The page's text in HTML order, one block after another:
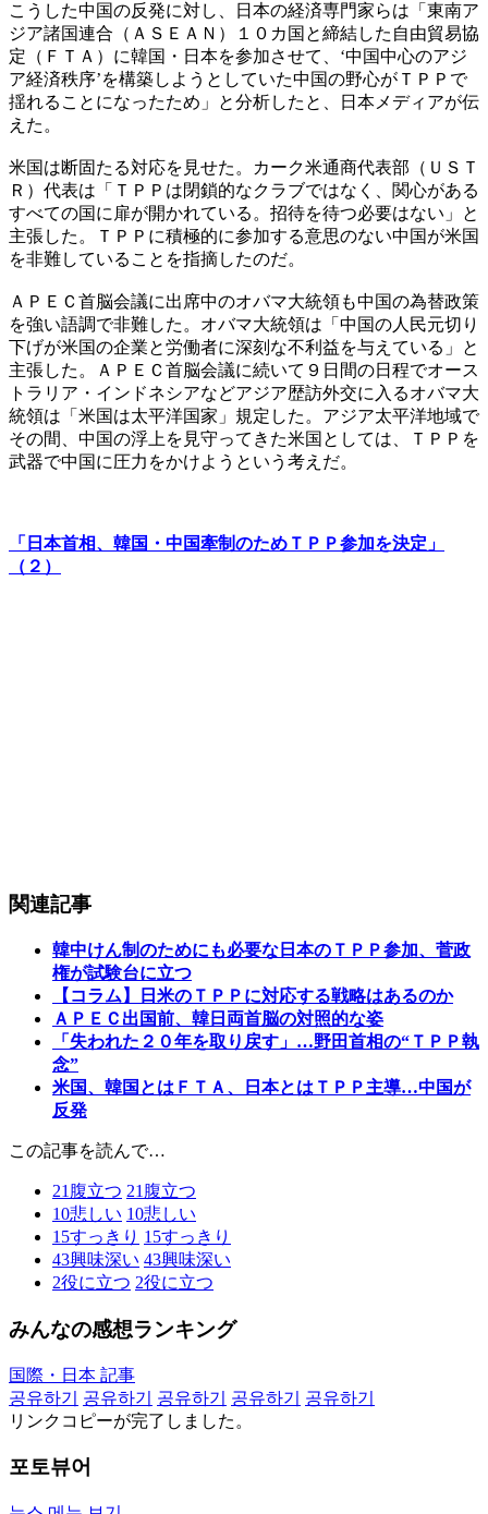
こうした中国の反発に対し、日本の経済専門家らは「東南ア
ジア諸国連合（ＡＳＥＡＮ）１０カ国と締結した自由貿易協
定（ＦＴＡ）に韓国・日本を参加させて、‘中国中心のアジ
ア経済秩序’を構築しようとしていた中国の野心がＴＰＰで
揺れることになったため」と分析したと、日本メディアが伝
えた。
米国は断固たる対応を見せた。カーク米通商代表部（ＵＳＴ
Ｒ）代表は「ＴＰＰは閉鎖的なクラブではなく、関心がある
すべての国に扉が開かれている。招待を待つ必要はない」と
主張した。ＴＰＰに積極的に参加する意思のない中国が米国
を非難していることを指摘したのだ。
ＡＰＥＣ首脳会議に出席中のオバマ大統領も中国の為替政策
を強い語調で非難した。オバマ大統領は「中国の人民元切り
下げが米国の企業と労働者に深刻な不利益を与えている」と
主張した。ＡＰＥＣ首脳会議に続いて９日間の日程でオース
トラリア・インドネシアなどアジア歴訪外交に入るオバマ大
統領は「米国は太平洋国家」規定した。アジア太平洋地域で
その間、中国の浮上を見守ってきた米国としては、ＴＰＰを
武器で中国に圧力をかけようという考えだ。
「日本首相、韓国・中国牽制のためＴＰＰ参加を決定」
（２）
関連記事
韓中けん制のためにも必要な日本のＴＰＰ参加、菅政
権が試験台に立つ
【コラム】日米のＴＰＰに対応する戦略はあるのか
ＡＰＥＣ出国前、韓日両首脳の対照的な姿
「失われた２０年を取り戻す」…野田首相の“ＴＰＰ執
念”
米国、韓国とはＦＴＡ、日本とはＴＰＰ主導…中国が
反発
この記事を読んで…
21 腹立つ 21 腹立つ
10悲しい 10悲しい
15すっきり 15すっきり
43興味深い 43興味深い
2役に立つ 2役に立つ
みんなの感想ランキング
国際・日本 記事
공유하기
공유하기 공유하기 공유하기
공유하기
リンクコピーが完了しました。
포토뷰어